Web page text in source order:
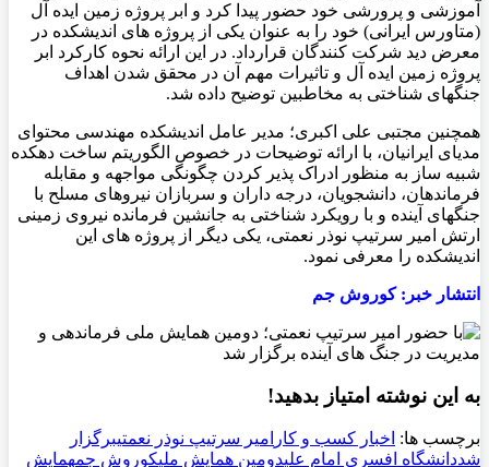
آموزشی و پرورشی خود حضور پیدا کرد و ابر پروژه زمین ایده آل
(متاورس ایرانی) خود را به عنوان یکی از پروژه های اندیشکده در
معرض دید شرکت کنندگان قرارداد. در این ارائه نحوه کارکرد ابر
پروژه زمین ایده آل و تاثیرات مهم آن در محقق شدن اهداف
جنگهای شناختی به مخاطبین توضیح داده شد.
همچنین مجتبی علی اکبری؛ مدیر عامل اندیشکده مهندسی محتوای
مدیای ایرانیان، با ارائه توضیحات در خصوص الگوریتم ساخت دهکده
شبیه ساز به منظور ادراک پذیر کردن چگونگی مواجهه و مقابله
فرماندهان، دانشجویان، درجه داران و سربازان نیروهای مسلح با
جنگهای آینده و با رویکرد شناختی به جانشین فرمانده نیروی زمینی
ارتش امیر سرتیپ نوذر نعمتی، یکی دیگر از پروژه های این
اندیشکده را معرفی نمود.
انتشار خبر: کوروش جم
به این نوشته امتیاز بدهید!
برچسب ها: اخبار کسب و کار امیر سرتیپ نوذر نعمتیبرگزار
شددانشگاه افسری امام علیدومین همایش ملیکوروش جمهمایش